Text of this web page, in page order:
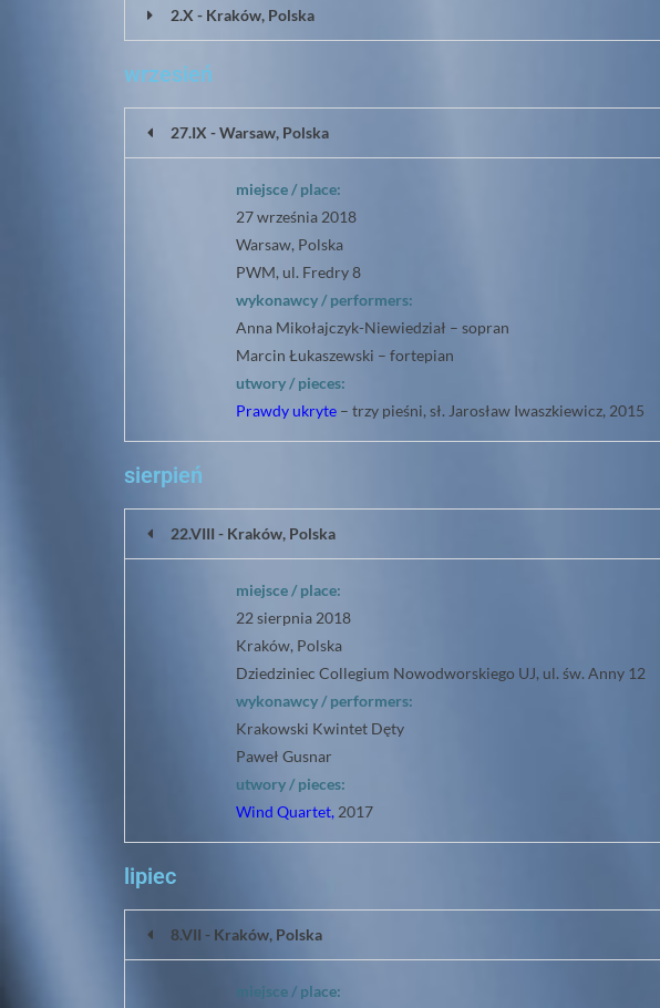
2.X - Kraków, Polska
wrzesień
27.IX - Warsaw, Polska
miejsce / place:
27 września 2018
Warsaw, Polska
PWM, ul. Fredry 8
wykonawcy / performers:
Anna Mikołajczyk-Niewiedział – sopran
Marcin Łukaszewski – fortepian
utwory / pieces:
Prawdy ukryte – trzy pieśni, sł. Jarosław Iwaszkiewicz, 2015
sierpień
22.VIII - Kraków, Polska
miejsce / place:
22 sierpnia 2018
Kraków, Polska
Dziedziniec Collegium Nowodworskiego UJ, ul. św. Anny 12
wykonawcy / performers:
Krakowski Kwintet Dęty
Paweł Gusnar
utwory / pieces:
Wind Quartet, 2017
lipiec
8.VII - Kraków, Polska
miejsce / place: